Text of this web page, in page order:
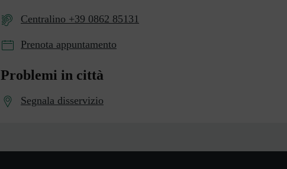
Centralino +39 0862 85131
Prenota appuntamento
Problemi in città
Segnala disservizio